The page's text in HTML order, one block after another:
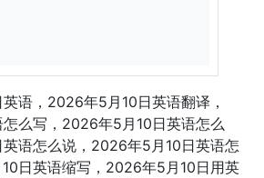
语，2026年5月10日英语翻译，
么写，2026年5月10日英语怎么
语怎么说，2026年5月10日英语怎
日英语缩写，2026年5月10日用英